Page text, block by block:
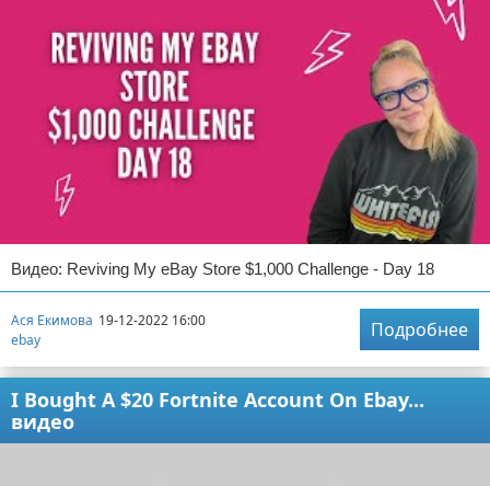
Видео: Reviving My eBay Store $1,000 Challenge - Day 18
Ася Екимова 19-12-2022 16:00
ebay
Подробнее
I Bought A $20 Fortnite Account On Ebay...
видео